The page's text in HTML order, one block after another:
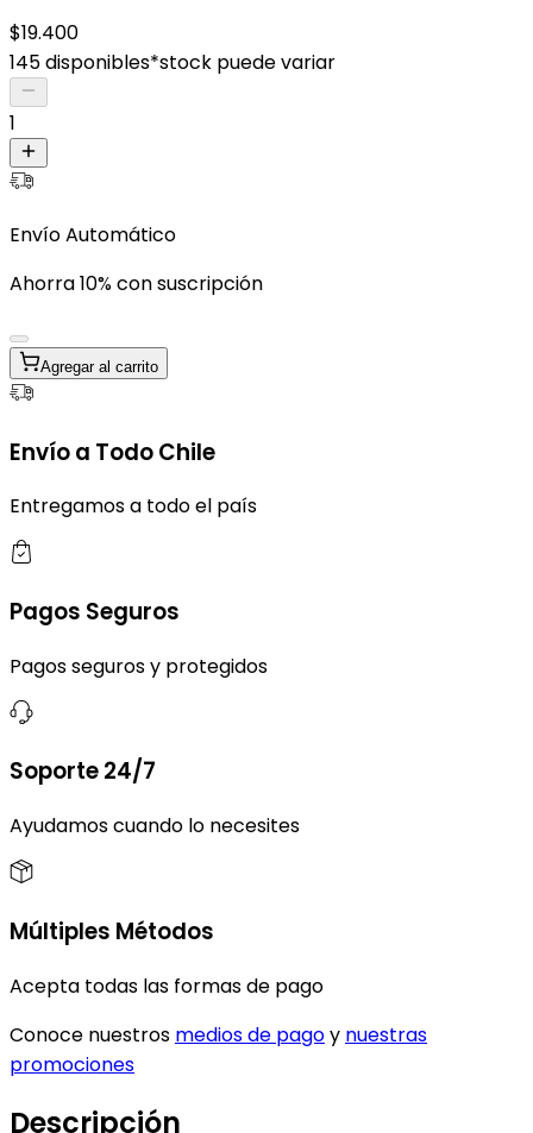
$19.400
145 disponibles*stock puede variar
1
Envío Automático
Ahorra 10% con suscripción
Agregar al carrito
Envío a Todo Chile
Entregamos a todo el país
Pagos Seguros
Pagos seguros y protegidos
Soporte 24/7
Ayudamos cuando lo necesites
Múltiples Métodos
Acepta todas las formas de pago
Conoce nuestros medios de pagoy nuestras
promociones
Descripción